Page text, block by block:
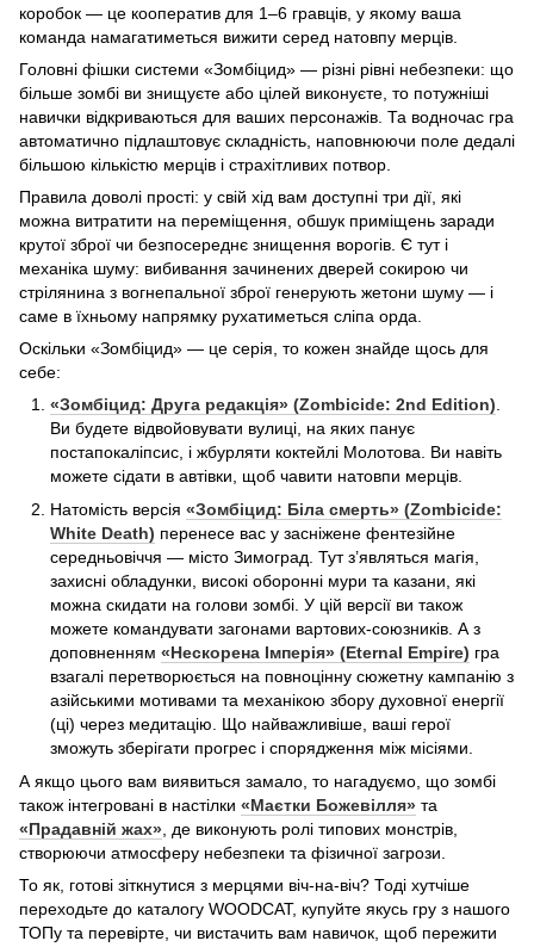
коробок — це кооператив для 1–6 гравців, у якому ваша
команда намагатиметься вижити серед натовпу мерців.
Головні фішки системи «Зомбіцид» — різні рівні небезпеки: що
більше зомбі ви знищуєте або цілей виконуєте, то потужніші
навички відкриваються для ваших персонажів. Та водночас гра
автоматично підлаштовує складність, наповнюючи поле дедалі
більшою кількістю мерців і страхітливих потвор.
Правила доволі прості: у свій хід вам доступні три дії, які
можна витратити на переміщення, обшук приміщень заради
крутої зброї чи безпосереднє знищення ворогів. Є тут і
механіка шуму: вибивання зачинених дверей сокирою чи
стрілянина з вогнепальної зброї генерують жетони шуму — і
саме в їхньому напрямку рухатиметься сліпа орда.
Оскільки «Зомбіцид» — це серія, то кожен знайде щось для
себе:
«Зомбіцид: Друга редакція» (Zombicide: 2nd Edition)
Ви будете відвойовувати вулиці, на яких панує
постапокаліпсис, і жбурляти коктейлі Молотова. Ви навіть
можете сідати в автівки, щоб чавити натовпи мерців.
Натомість версія «Зомбіцид: Біла смерть» (Zombicide:
White Death) перенесе вас у засніжене фентезійне
середньовіччя — місто Зимоград. Тут з’являться магія,
захисні обладунки, високі оборонні мури та казани, які
можна скидати на голови зомбі. У цій версії ви також
можете командувати загонами вартових-союзників. А з
доповненням «Нескорена Імперія» (Eternal Empire) гра
взагалі перетворюється на повноцінну сюжетну кампанію з
азійськими мотивами та механікою збору духовної енергії
(ці) через медитацію. Що найважливіше, ваші герої
зможуть зберігати прогрес і спорядження між місіями.
А якщо цього вам виявиться замало, то нагадуємо, що зомбі
також інтегровані в настілки «Маєтки Божевілля» та
«Прадавній жах», де виконують ролі типових монстрів,
створюючи атмосферу небезпеки та фізичної загрози.
То як, готові зіткнутися з мерцями віч-на-віч? Тоді хутчіше
переходьте до каталогу WOODCAT, купуйте якусь гру з нашого
ТОПу та перевірте, чи вистачить вам навичок, щоб пережити